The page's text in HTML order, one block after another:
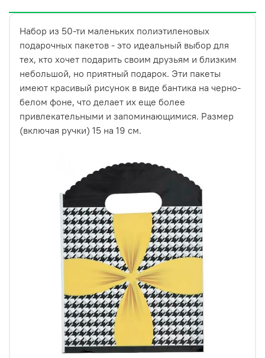
Каждый пакет имеет удобную ручку, чтобы его было
легко переносить. Они также очень прочные и не
порвутся при переноске подарков. Набор из 50 пакетов
позволяет выбрать идеальный размер для каждого
подарка, а также использовать их для упаковки
различных мелочей.
красоту и качество в подарках.
Набор из 50-ти маленьких полиэтиленовых
подарочных пакетов - это идеальный выбор для
тех, кто хочет подарить своим друзьям и близким
небольшой, но приятный подарок. Эти пакеты
имеют красивый рисунок в виде бантика на черно-
белом фоне, что делает их еще более
привлекательными и запоминающимися. Размер
(включая ручки) 15 на 19 см.